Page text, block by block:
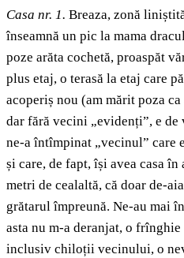
Casa nr. 1. Breaza, zonă
înseamnă un pic la mama
poze arăta cochetă, proaspăt
plus etaj, o terasă la etaj care
acoperiș nou (am mărit poza
dar fără vecini „evidenți”, e
ne-a întîmpinat „vecinul” care
și care, de fapt, își avea casa
metri de cealaltă, că doar de-
grătarul împreună. Ne-au mai
asta nu m-a deranjat, o
inclusiv chiloții vecinului, o